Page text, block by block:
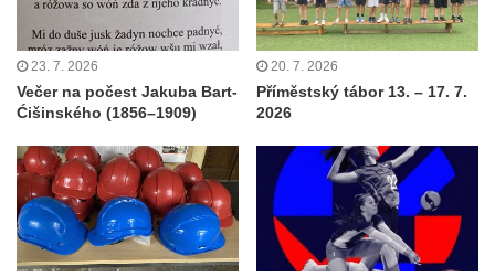
23. 7. 2026
Večer na počest Jakuba Bart-
Ćišinského (1856–1909)
20. 7. 2026
Příměstský tábor 13. – 17. 7.
2026